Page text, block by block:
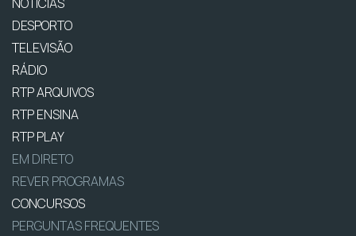
DESPORTO
TELEVISÃO
RÁDIO
RTP ARQUIVOS
RTP ENSINA
RTP PLAY
EM DIRETO
REVER PROGRAMAS
CONCURSOS
PERGUNTAS FREQUENTES